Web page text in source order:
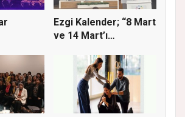
Ezgi Kalender; “8 Mart
ve 14 Mart’ı